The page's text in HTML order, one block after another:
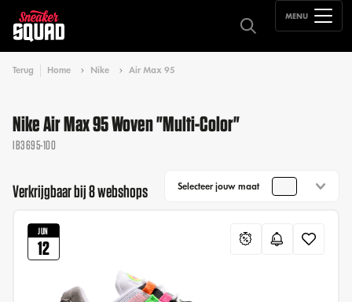
MENU
Terug Home Nike Air Max 95
Nike Air Max 95 Woven "Multi-Color"
IB3695-100
Verkrijgbaar bij 8 webshops Selecteer jouw maat
JUN
12